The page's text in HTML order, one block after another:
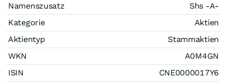
Namenszusatz
Shs -A-
Kategorie
Aktien
Aktientyp
Stammaktien
WKN
A0M4GN
ISIN
CNE0000017Y6